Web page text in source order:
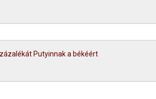
Putyinnak a békéért